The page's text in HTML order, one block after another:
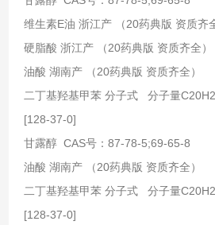
维生素E油 浙江产 （20药典版 资质齐
硬脂酸 浙江产 （20药典版 资质齐全）
油酸 湖南产 （20药典版 资质齐全）
二丁基羟基甲苯 分子式 分子量
[128-37-0]
甘露醇 CAS号：87-78-5;69-65-8
油酸 湖南产 （20药典版 资质齐全）
二丁基羟基甲苯 分子式 分子量
[128-37-0]